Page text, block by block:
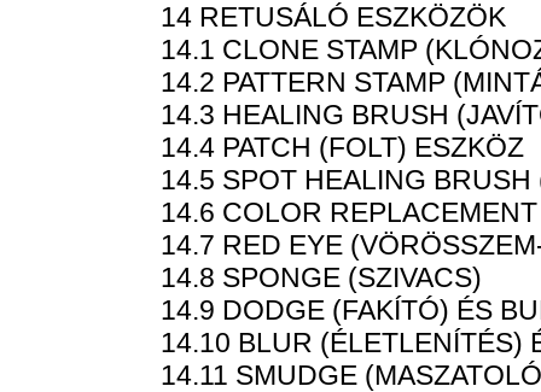
14 RETUSÁLÓ ESZKÖZÖK
14.1 CLONE STAMP
14.2 PATTERN STAMP
14.3 HEALING BRUSH
14.4 PATCH (FOLT) ESZKÖZ
14.5 SPOT HEALING
14.6 COLOR
14.7 RED EYE
14.8 SPONGE (SZIVACS)
14.9 DODGE (FAKÍTÓ) ÉS
14.10 BLUR (ÉLETLENÍTÉS)
14.11 SMUDGE